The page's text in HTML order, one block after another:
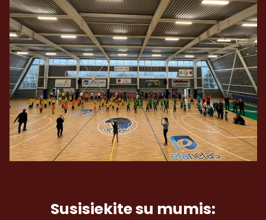
Susisiekite su mumis: